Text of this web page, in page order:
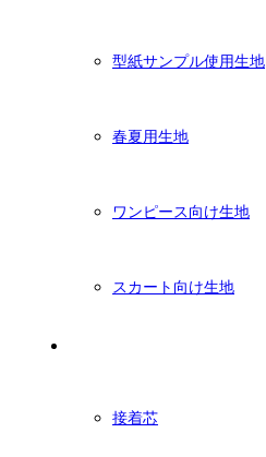
型紙サンプル使用生地
春夏用生地
ワンピース向け生地
スカート向け生地
接着芯